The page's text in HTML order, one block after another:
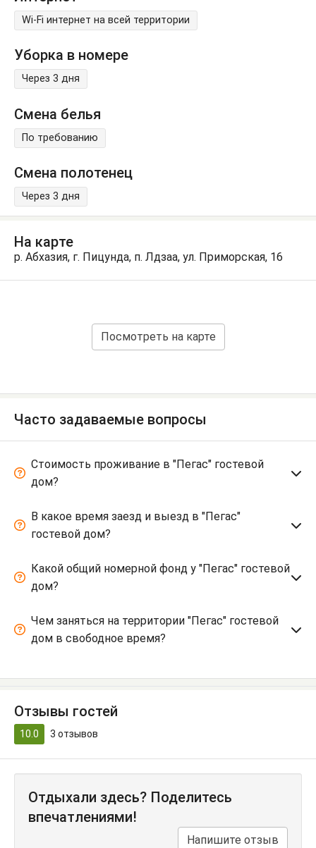
Wi-Fi интернет на всей территории
Уборка в номере
Через 3 дня
Смена белья
По требованию
Смена полотенец
Через 3 дня
На карте
р. Абхазия, г. Пицунда, п. Лдзаа, ул. Приморская, 16
Посмотреть на карте
Часто задаваемые вопросы
Стоимость проживание в "Пегас" гостевой
дом?
В какое время заезд и выезд в "Пегас"
гостевой дом?
Какой общий номерной фонд у "Пегас" гостевой
дом?
Чем заняться на территории "Пегас" гостевой
дом в свободное время?
Отзывы гостей
10.0 3 отзывов
Отдыхали здесь? Поделитесь
впечатлениями!
Напишите отзыв